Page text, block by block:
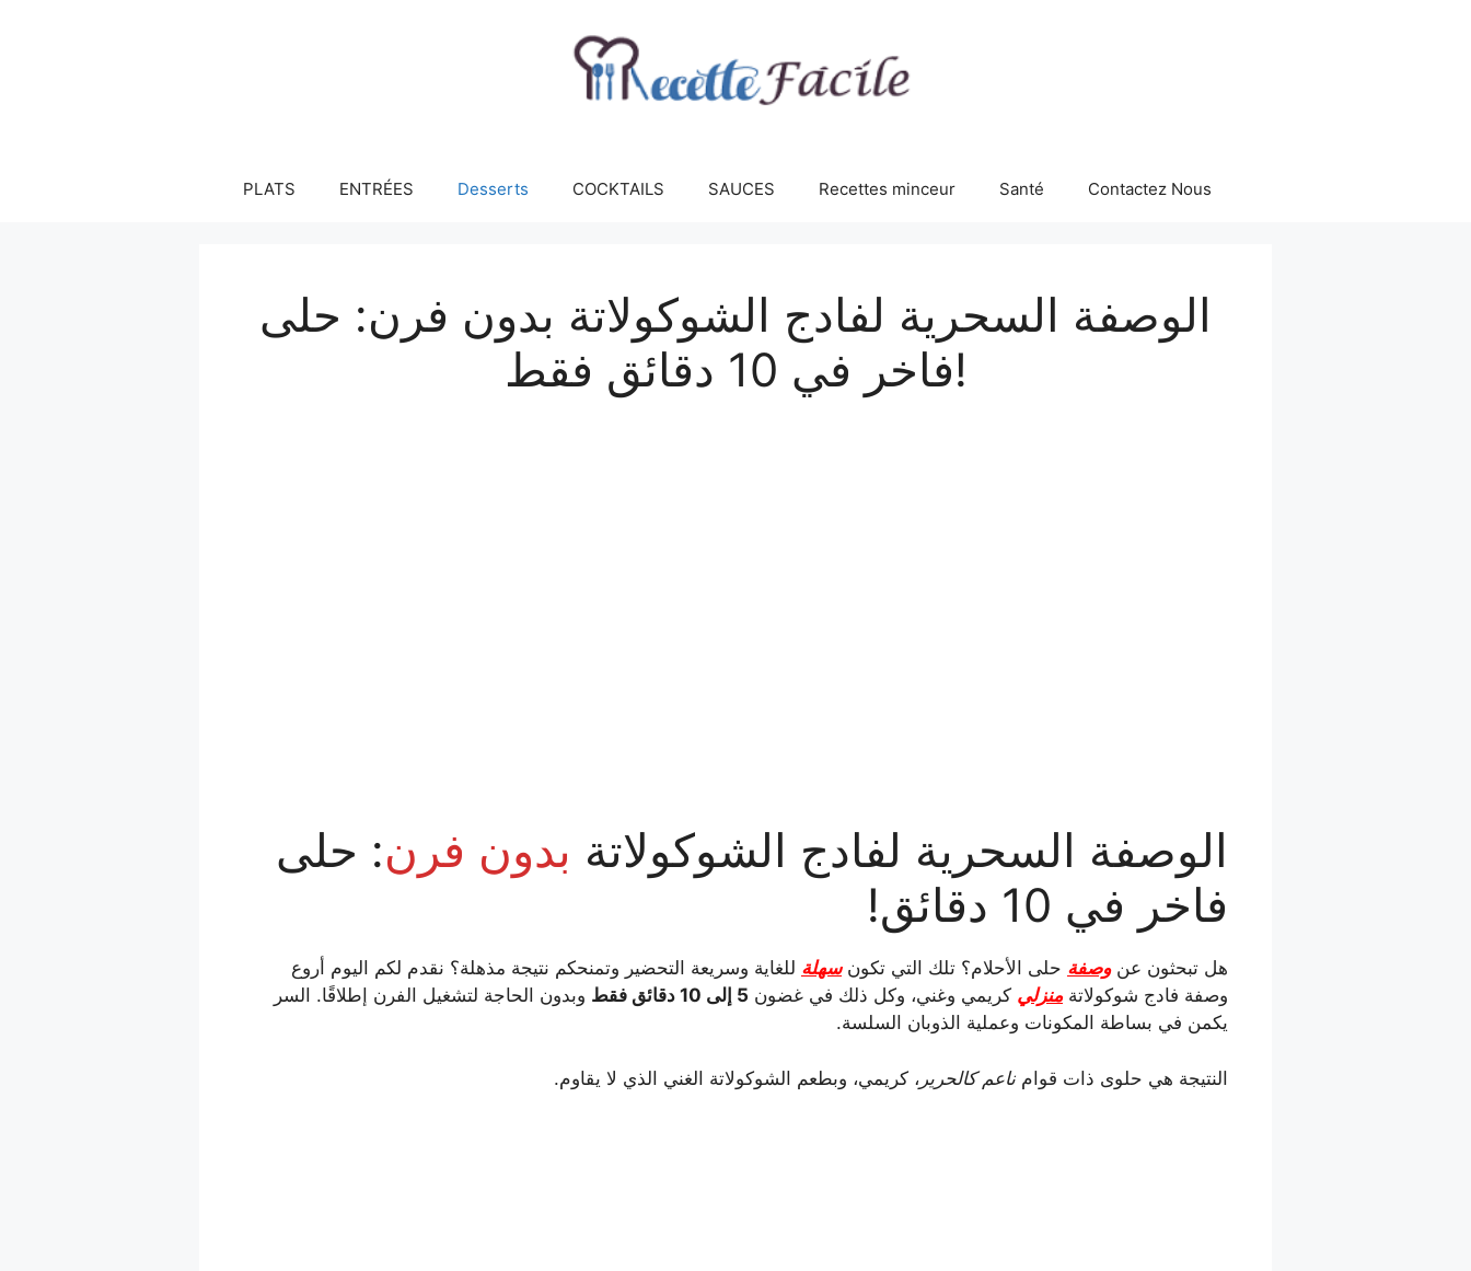
PLATS ENTRÉES Desserts COCKTAILS SAUCES Recettes minceur Santé Contactez Nous
الوصفة السحرية لفادج الشوكولاتة بدون فرن: حلى
فاخر في 10 دقائق فقط!
الوصفة السحرية لفادج الشوكولاتة بدون فرن: حلى
فاخر في 10 دقائق!
هل تبحثون عنوصفة حلى الأحلام؟ تلك التي تكونسهلة للغاية وسريعة التحضير وتمنحكم نتيجة مذهلة؟ نقدم لكم اليوم أروع
وصفة فادج شوكولاتةمنزلي كريمي وغني، وكل ذلك في غضون 5 إلى 10 دقائق فقط
وبدون الحاجة لتشغيل الفرن إطلاقًا. السر
يكمن في بساطة المكونات وعملية الذوبان السلسة.
النتيجة هي حلوى ذات قوام ناعم كالحرير ، كريمي، وبطعم الشوكولاتة الغني الذي لا يقاوم.